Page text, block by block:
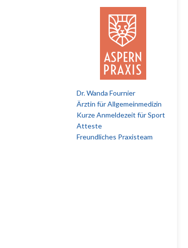
Dr. Wanda Fournier
Ärztin für Allgemeinmedizin
Kurze Anmeldezeit für Sport
Atteste
Freundliches Praxisteam